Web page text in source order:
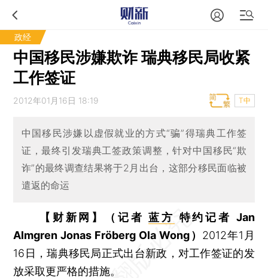
政经
中国移民涉嫌欺诈 瑞典移民局收紧
工作签证
2012年01月16日 18:19 T中
中国移民涉嫌以虚假就业的方式“骗”得瑞典工作签
证，最终引发瑞典工签政策调整，针对中国移民“欺
诈”的最终调查结果将于2月出台，这部分移民面临被
遣返的命运
【财新网】（记者蓝方 特约记者 Jan
Almgren Jonas Fröberg Ola Wong） 2012年1月
16日，瑞典移民局正式出台新政，对工作签证的发
放采取更严格的措施。